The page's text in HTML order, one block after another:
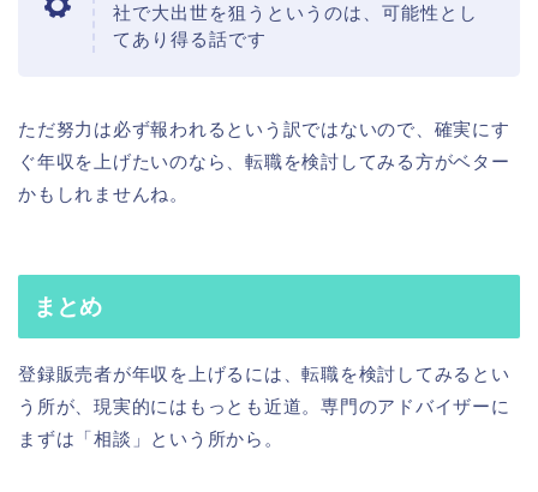
社で大出世を狙うというのは、可能性とし
てあり得る話です
ただ努力は必ず報われるという訳ではないので、確実にす
ぐ年収を上げたいのなら、転職を検討してみる方がベター
かもしれませんね。
まとめ
登録販売者が年収を上げるには、転職を検討してみるとい
う所が、現実的にはもっとも近道。専門のアドバイザーに
まずは「相談」という所から。